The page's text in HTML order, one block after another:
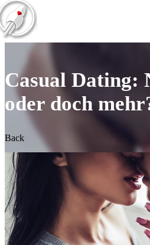
Casual Dating:
oder doch
Back